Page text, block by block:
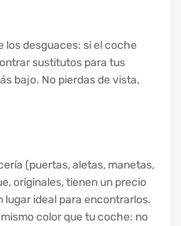
los desguaces: si el coche
sustitutos para tus
bajo. No pierdas de vista,
(puertas, aletas, manetas,
originales, tienen un precio
lugar ideal para encontrarlos.
color que tu coche: no